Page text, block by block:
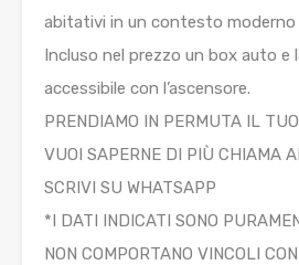
abitativi in un contesto moderno
Incluso nel prezzo un box auto e
accessibile con l’ascensore.
PRENDIAMO IN PERMUTA IL
VUOI SAPERNE DI PIÙ CHIAMA
SCRIVI SU WHATSAPP
*I DATI INDICATI SONO
NON COMPORTANO VINCOLI